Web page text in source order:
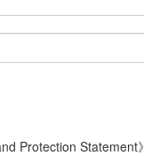
Protection Statement》